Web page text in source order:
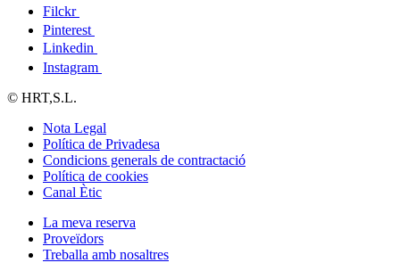
Filckr
Pinterest
Linkedin
Instagram
© HRT,S.L.
Nota Legal
Política de Privadesa
Condicions generals de contractació
Política de cookies
Canal Ètic
La meva reserva
Proveïdors
Treballa amb nosaltres